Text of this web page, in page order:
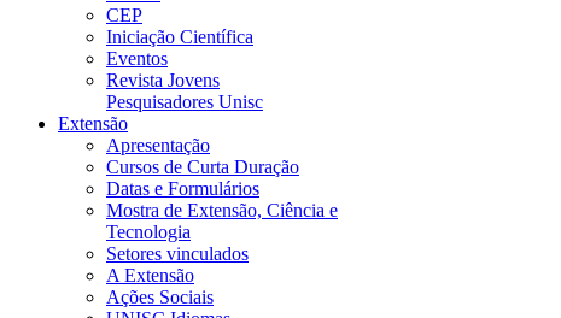
CEP
Iniciação Científica
Eventos
Revista Jovens
Pesquisadores Unisc
Extensão
Apresentação
Cursos de Curta Duração
Datas e Formulários
Mostra de Extensão, Ciência e
Tecnologia
Setores vinculados
A Extensão
Ações Sociais